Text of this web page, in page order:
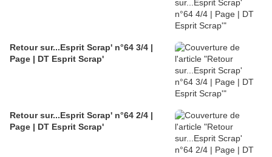
Retour sur...Esprit Scrap' n°64 3/4 |
Page | DT Esprit Scrap'
Retour sur...Esprit Scrap' n°64 2/4 |
Page | DT Esprit Scrap'